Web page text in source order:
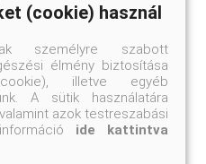
brings the delights of
of everyone in
Water
With a clear eye to design,
maintenance, Davitt offers
garden and every budget.
actual gardens
stage to planting, and
how such features are
skills. Types of
(cookie) használ
személyre szabott
élmény biztosítása
illetve egyéb
A sütik használatára
azok testreszabási
ide kattintva